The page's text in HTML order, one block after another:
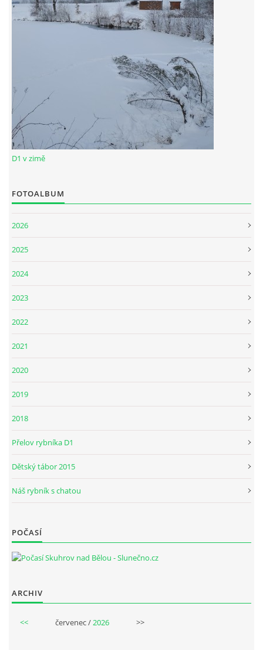
D1 v zimě
FOTOALBUM
2026
2025
2024
2023
2022
2021
2020
2019
2018
Přelov rybníka D1
Dětský tábor 2015
Náš rybník s chatou
POČASÍ
ARCHIV
<< červenec /2026 >>